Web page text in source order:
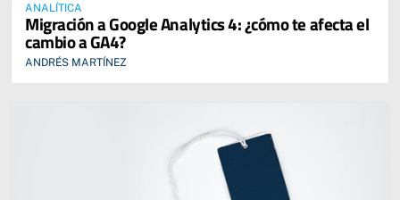
ANALÍTICA
Migración a Google Analytics 4: ¿cómo te afecta el
cambio a GA4?
ANDRÉS MARTÍNEZ